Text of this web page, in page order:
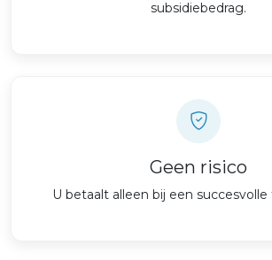
subsidiebedrag.
Geen risico
U betaalt alleen bij een